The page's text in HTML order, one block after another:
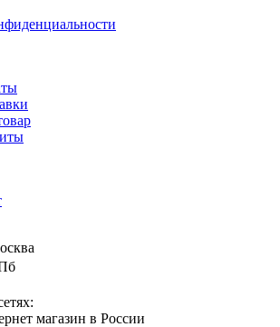
магазин в России